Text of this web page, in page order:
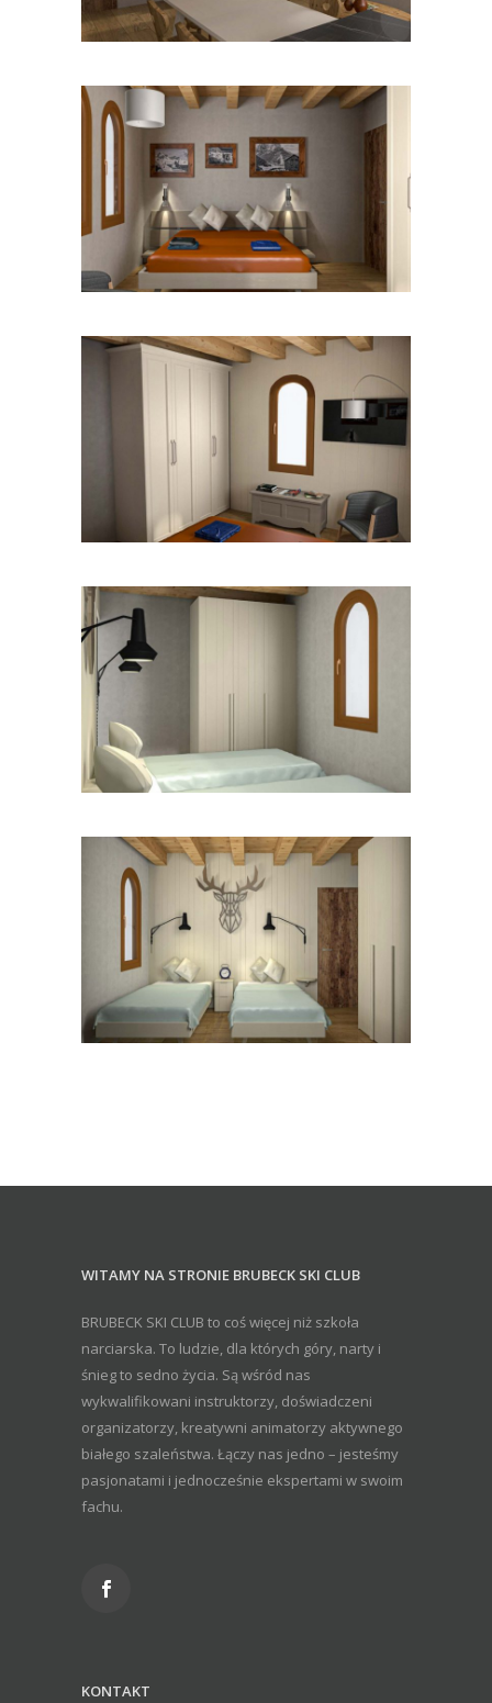
WITAMY NA STRONIE BRUBECK SKI CLUB
BRUBECK SKI CLUB to coś więcej niż szkoła
narciarska. To ludzie, dla których góry, narty i
śnieg to sedno życia. Są wśród nas
wykwalifikowani instruktorzy, doświadczeni
organizatorzy, kreatywni animatorzy aktywnego
białego szaleństwa. Łączy nas jedno – jesteśmy
pasjonatami i jednocześnie ekspertami w swoim
fachu.
KONTAKT